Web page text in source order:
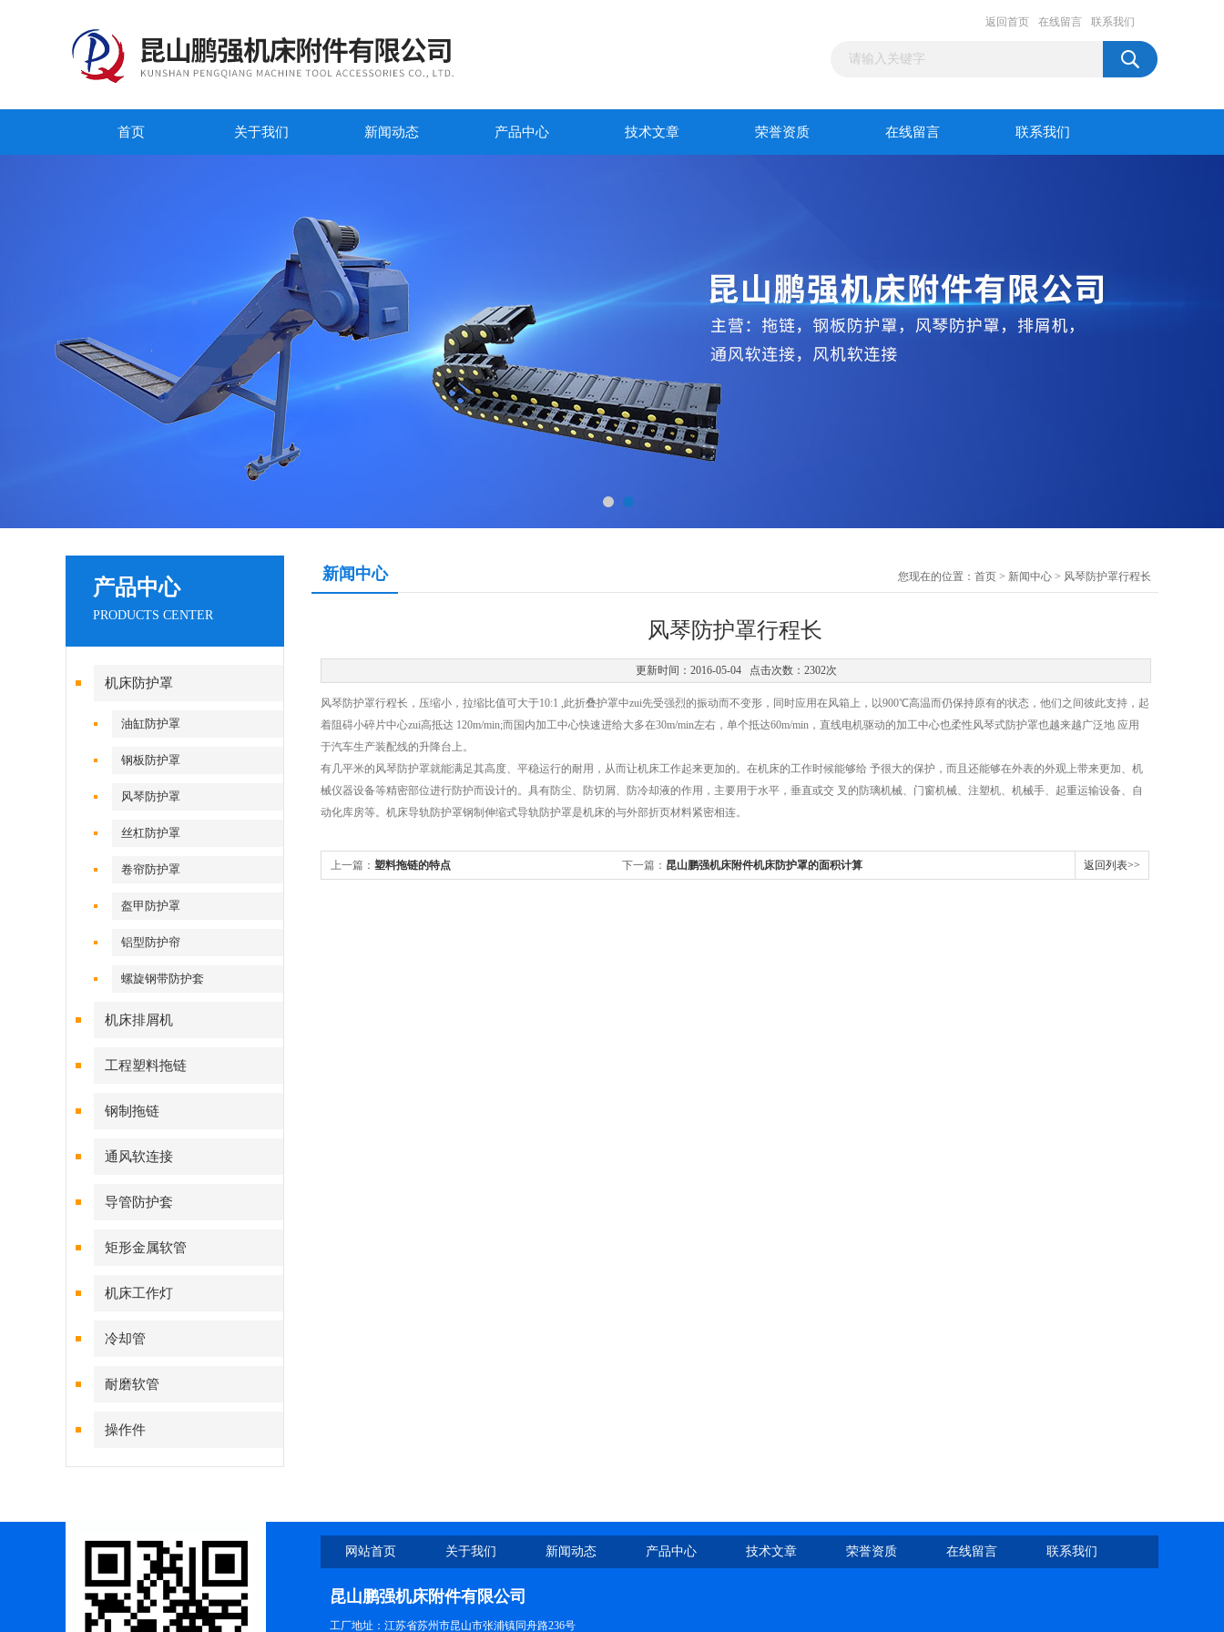
返回首页 在线留言 联系我们
首页 关于我们 新闻动态 产品中心 技术文章 荣誉资质 在线留言 联系我们
产品中心
PRODUCTS CENTER
机床防护罩
油缸防护罩
钢板防护罩
风琴防护罩
丝杠防护罩
卷帘防护罩
盔甲防护罩
铝型防护帘
螺旋钢带防护套
机床排屑机
工程塑料拖链
钢制拖链
通风软连接
导管防护套
矩形金属软管
机床工作灯
冷却管
耐磨软管
操作件
新闻中心 您现在的位置： 首页 > 新闻中心 > 风琴防护罩行程长
风琴防护罩行程长
更新时间：2016-05-04 点击次数：2302次
风琴防护罩行程长，压缩小，拉缩比值可大于10:1 ,此折叠护罩中zui先受强烈的振动而不变形，同时应用在风箱上，以900℃高温而仍保持原有的状态，他们之间彼此支持，起
着阻碍小碎片中心zui高抵达 120m/min;而国内加工中心快速进给大多在30m/min左右，单个抵达60m/min，直线电机驱动的加工中心也柔性风琴式防护罩也越来越广泛地 应用
于汽车生产装配线的升降台上。
有几平米的风琴防护罩就能满足其高度、平稳运行的耐用，从而让机床工作起来更加的。在机床的工作时候能够给 予很大的保护，而且还能够在外表的外观上带来更加、机
械仪器设备等精密部位进行防护而设计的。具有防尘、防切屑、防冷却液的作用，主要用于水平，垂直或交 叉的防璃机械、门窗机械、注塑机、机械手、起重运输设备、自
动化库房等。机床导轨防护罩钢制伸缩式导轨防护罩是机床的与外部折页材料紧密相连。
上一篇： 塑料拖链的特点 下一篇： 昆山鹏强机床附件机床防护罩的面积计算 返回列表>>
网站首页 关于我们 新闻动态 产品中心 技术文章 荣誉资质 在线留言 联系我们
昆山鹏强机床附件有限公司
工厂地址：江苏省苏州市昆山市张浦镇同舟路236号